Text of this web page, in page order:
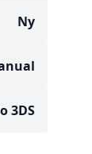
Ny
3DS